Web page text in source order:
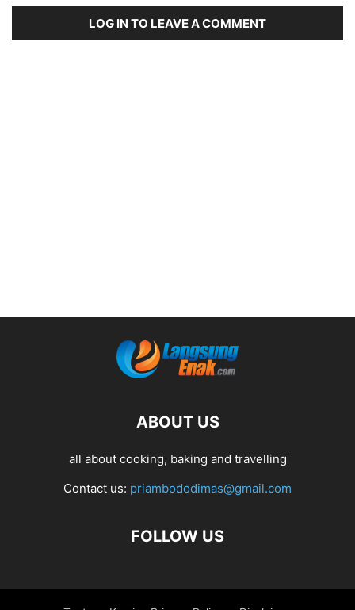
LOG IN TO LEAVE A COMMENT
ABOUT US
all about cooking, baking and travelling
Contact us: priambododimas@gmail.com
FOLLOW US